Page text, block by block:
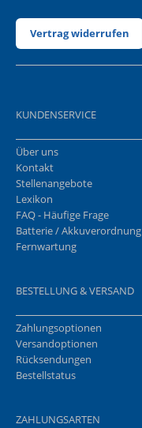
Vertrag widerrufen
KUNDENSERVICE
Über uns
Kontakt
Stellenangebote
Lexikon
FAQ - Häufige Frage
Batterie / Akkuverordnung
Fernwartung
BESTELLUNG & VERSAND
Zahlungsoptionen
Versandoptionen
Rücksendungen
Bestellstatus
ZAHLUNGSARTEN